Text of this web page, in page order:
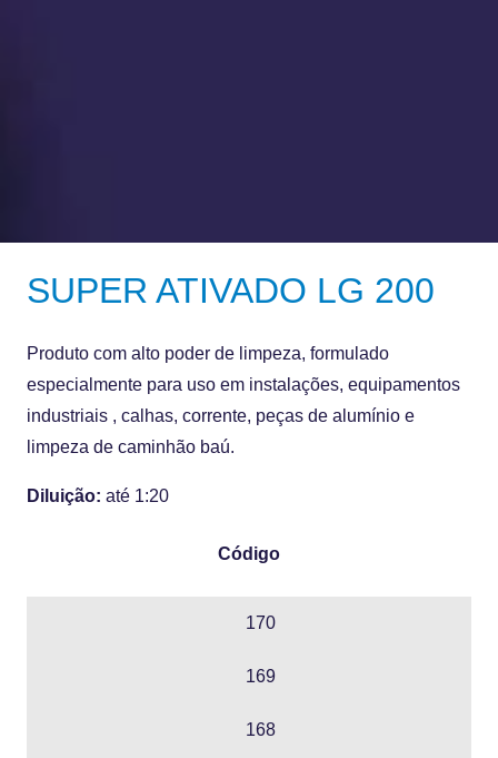
SUPER ATIVADO LG 200
Produto com alto poder de limpeza, formulado
especialmente para uso em instalações, equipamentos
industriais , calhas, corrente, peças de alumínio e
limpeza de caminhão baú.
Diluição: até 1:20
Código
170
169
168